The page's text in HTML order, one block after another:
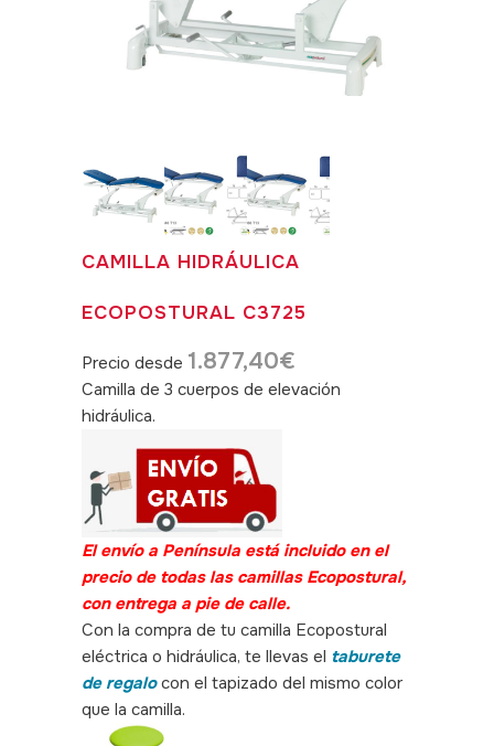
CAMILLA HIDRÁULICA
ECOPOSTURAL C3725
Precio desde 1.877,40€
Camilla de 3 cuerpos de elevación
hidráulica.
El envío a Península está incluido en el
precio de todas las camillas Ecopostural,
con entrega a pie de calle.
Con la compra de tu camilla Ecopostural
eléctrica o hidráulica, te llevas el taburete
de regalocon el tapizado del mismo color
que la camilla.